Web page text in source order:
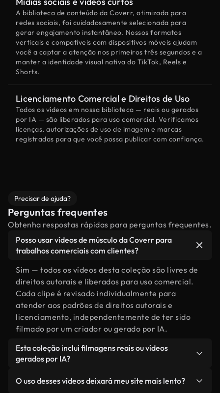
A biblioteca de conteúdo da Coverr, otimizada para
redes sociais, foi cuidadosamente selecionada para
gerar engajamento instantâneo. Nossos formatos
verticais e compatíveis com dispositivos móveis ajudam
você a captar a atenção nos primeiros três segundos e a
manter a identidade visual nativa do TikTok, Reels e
Shorts.
Licenciamento Comercial e Direitos de Uso
Todos os vídeos em nossa biblioteca — reais ou gerados
por IA — são liberados para uso comercial. Verificamos
licenças, autorizações de uso de imagem e marcas
registradas para que você possa publicar com confiança.
Precisar de ajuda?
Perguntas frequentes
Obtenha respostas rápidas para perguntas frequentes.
Posso usar vídeos de músculo da Coverr para
trabalhos comerciais com clientes?
Sim — todos os vídeos desta coleção são livres de
direitos autorais e liberados para uso comercial.
Cada clipe é revisado individualmente para
atender aos padrões de direitos autorais e
licenciamento, independentemente de ter sido
filmado por um criador ou gerado por IA.
Esta coleção inclui filmagens reais ou vídeos
gerados por IA?
por filmagens reais, feitas por humanos,
O uso desses vídeos deixará meu site mais lento?